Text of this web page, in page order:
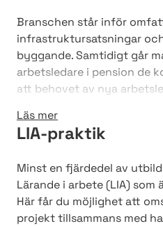
Branschen står inför
infrastruktursatsningar
byggande. Samtidigt går
arbetsledare i pension de
att behovet av nya
efterfrågar medarbetare
verktyg, miljöfrågor och
framtidsutsikter.
Läs mer
LIA-praktik
Minst en fjärdedel av
Lärande i arbete (LIA)
Här får du möjlighet att
projekt tillsammans med